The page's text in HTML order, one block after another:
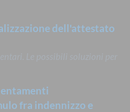
dell'attestato
Le possibili soluzioni per
fra indennizzo e